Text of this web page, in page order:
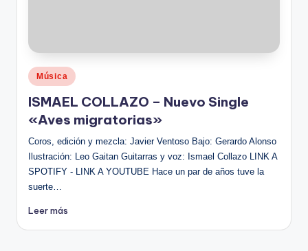
Publicado
en
Música
ISMAEL COLLAZO – Nuevo Single
«Aves migratorias»
Coros, edición y mezcla: Javier Ventoso Bajo: Gerardo Alonso
Ilustración: Leo Gaitan Guitarras y voz: Ismael Collazo LINK A
SPOTIFY - LINK A YOUTUBE Hace un par de años tuve la
suerte…
Leer más